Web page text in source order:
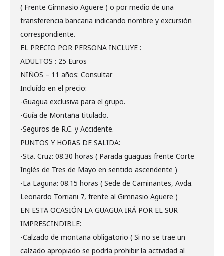
( Frente Gimnasio Aguere ) o por medio de una
transferencia bancaria indicando nombre y excursión
correspondiente.
EL PRECIO POR PERSONA INCLUYE :
ADULTOS : 25 Euros
NIÑOS – 11 años: Consultar
Incluído en el precio:
-Guagua exclusiva para el grupo.
-Guía de Montaña titulado.
-Seguros de R.C. y Accidente.
PUNTOS Y HORAS DE SALIDA:
-Sta. Cruz: 08.30 horas ( Parada guaguas frente Corte
Inglés de Tres de Mayo en sentido ascendente )
-La Laguna: 08.15 horas ( Sede de Caminantes, Avda.
Leonardo Torriani 7, frente al Gimnasio Aguere )
EN ESTA OCASIÓN LA GUAGUA IRÁ POR EL SUR
IMPRESCINDIBLE:
-Calzado de montaña obligatorio ( Si no se trae un
calzado apropiado se podría prohibir la actividad al